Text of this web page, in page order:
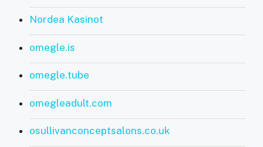
Nordea Kasinot
omegle.is
omegle.tube
omegleadult.com
osullivanconceptsalons.co.uk